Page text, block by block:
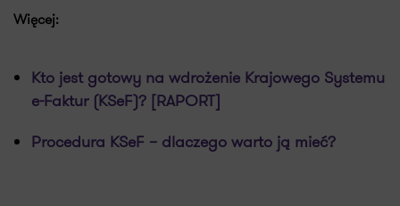
Więcej:
Kto jest gotowy na wdrożenie Krajowego Systemu
e-Faktur (KSeF)? [RAPORT]
Procedura KSeF – dlaczego warto ją mieć?